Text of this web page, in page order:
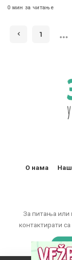
0 мин за читање
1 …
За питања или
контактирати
О нама Наш